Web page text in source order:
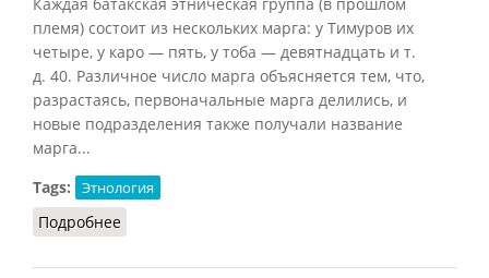
племя) состоит из нескольких марга: у Тимуров их
четыре, у каро — пять, у тоба — девятнадцать и т.
д. 40. Различное число марга объясняется тем, что,
разрастаясь, первоначальные марга делились, и
новые подразделения также получали название
марга...
Tags:
Этнология
Подробнее